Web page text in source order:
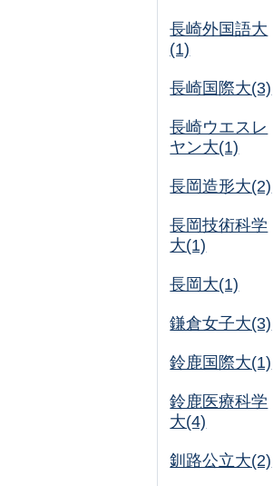
長崎外国語大
(1)
長崎国際大(3)
長崎ウエスレ
ヤン大(1)
長岡造形大(2)
長岡技術科学
大(1)
長岡大(1)
鎌倉女子大(3)
鈴鹿国際大(1)
鈴鹿医療科学
大(4)
釧路公立大(2)